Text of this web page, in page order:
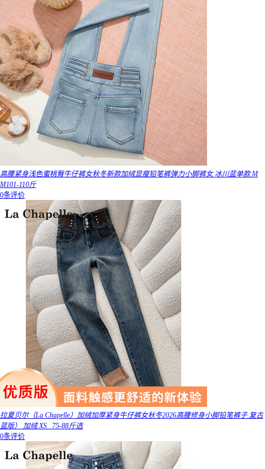
高腰紧身浅色蜜桃臀牛仔裤女秋冬新款加绒显瘦铅笔裤弹力小脚裤女 冰川蓝单款 M
M101-110斤
0条评价
拉夏贝尔（La Chapelle）加绒加厚紧身牛仔裤女秋冬2026高腰修身小脚铅笔裤子 复古
蓝版） 加绒 XS _75-88斤选
0条评价